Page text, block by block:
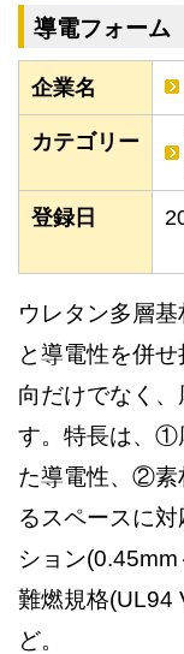
導電フォーム
企業名
カテゴリー
登録日
ウレタン多層
と導電性を併
向だけでなく
す。特長は、①
た導電性、②素
るスペースに
ション
難燃規格(UL94
ど。